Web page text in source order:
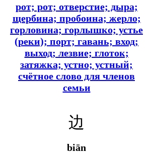
рот; рот; отверстие; дыра;
щербина; пробоина; жерло;
горловина; горлышко; устье
(реки); порт; гавань; вход;
выход; лезвие; глоток;
затяжка; устно; устный;
счётное слово для членов
семьи
边
biān